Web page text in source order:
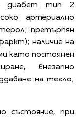
диабет тип 2
артериално
претърпян
наличие на
като постоянен
внезапно
на тегло;
състояние, при